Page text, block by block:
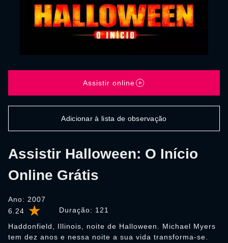
6.24 Duração: 121
Assistir Halloween: O Início
Online Grátis
Ano: 2007
Haddonfield, Illinois, noite de Halloween. Michael Myers
tem dez anos e nessa noite a sua vida transforma-se.
Assistir online
Adicionar à lista de observação